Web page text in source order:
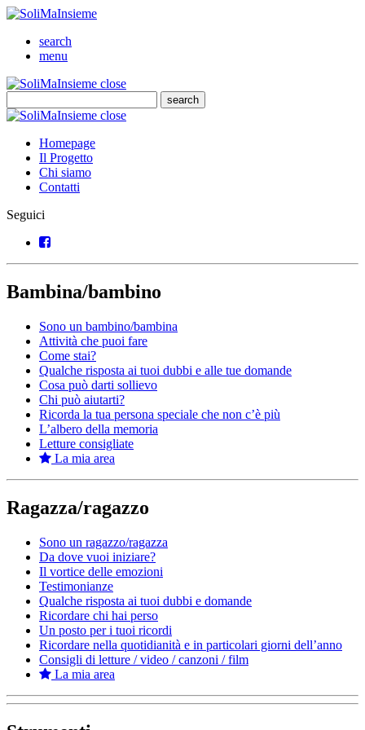
SoliMaInsieme
search
menu
SoliMaInsieme
closeClose
search
Cerca
SoliMaInsieme
closeClose
Homepage
Il Progetto
Chi siamo
Contatti
Seguici
Facebook
Bambina/bambino
Sono un bambino/bambina
Attività che puoi fare
Come stai?
Qualche risposta ai tuoi dubbi e alle tue domande
Cosa può darti sollievo
Chi può aiutarti?
Ricorda la tua persona speciale che non c’è più
L’albero della memoria
Letture consigliate
La mia area
Ragazza/ragazzo
Sono un ragazzo/ragazza
Da dove vuoi iniziare?
Il vortice delle emozioni
Testimonianze
Qualche risposta ai tuoi dubbi e domande
Ricordare chi hai perso
Un posto per i tuoi ricordi
Ricordare nella quotidianità e in particolari giorni dell’anno
Consigli di letture / video / canzoni / film
La mia area